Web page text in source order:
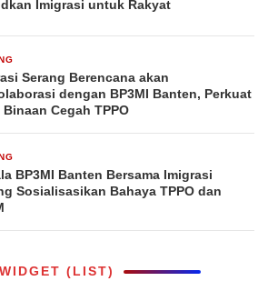
Imigrasi untuk Rakyat
Serang Berencana akan
dengan BP3MI Banten, Perkuat
Binaan Cegah TPPO
BP3MI Banten Bersama Imigrasi
Sosialisasikan Bahaya TPPO dan
(LIST)